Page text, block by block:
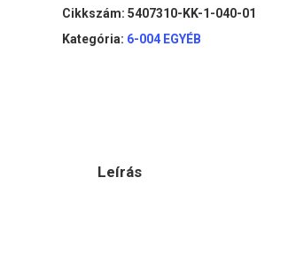
Cikkszám:5407310-KK-1-040-01
Kategória: 6-004 EGYÉB
Leírás